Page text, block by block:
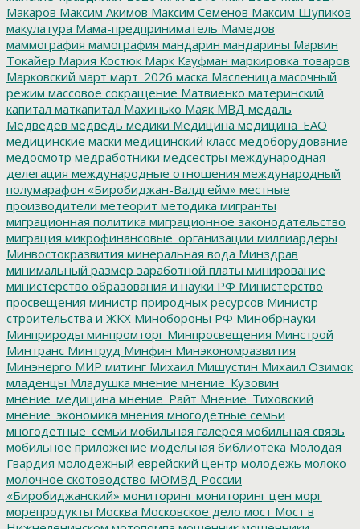
Макаров Максим Акимов Максим Семенов Максим Шупиков
макулатура Мама-предприниматель Мамедов
маммография мамография мандарин мандарины Марвин
Токайер Мария Костюк Марк Кауфман маркировка товаров
Марковский март март_2026 маска Масленица масочный
режим массовое сокращение Матвиенко материнский
капитал маткапитал Махинько Маяк МВД медаль
Медведев медведь медики Медицина медицина_ЕАО
медицинские маски медицинский класс медоборудование
медосмотр медработники медсестры международная
делегация международные отношения международный
полумарафон «Биробиджан-Валдгейм» местные
производители метеорит методика мигранты
миграционная политика миграционное законодательство
миграция микрофинансовые_организации миллиардеры
Минвостокразвития минеральная вода Минздрав
минимальный размер заработной платы минирование
министерство образования и науки РФ Министерство
просвещения министр природных ресурсов Министр
строительства и ЖКХ Минобороны РФ Минобрнауки
Минприроды минпромторг Минпросвещения Минстрой
Минтранс Минтруд Минфин Минэкономразвития
Минэнерго МИР митинг Михаил Мишустин Михаил Озимок
младенцы Младушка мнение мнение_Кузовин
мнение_медицина мнение_Райт Мнение_Тиховский
мнение_экономика мнения многодетные семьи
многодетные_семьи мобильная галерея мобильная связь
мобильное приложение модельная библиотека Молодая
Гвардия молодежный еврейский центр молодежь молоко
молочное скотоводство МОМВД России
«Биробиджанский» мониторинг мониторинг цен морг
морепродукты Москва Московское дело мост Мост в